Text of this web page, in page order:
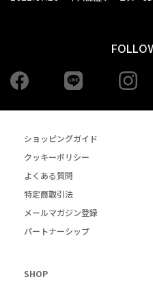
Facebook
ショッピングガイド
クッキーポリシー
よくある質問
特定商取引法
メールマガジン登録
パートナーシップ
SHOP